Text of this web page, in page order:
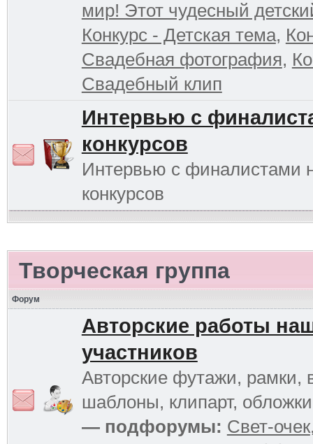
мир! Этот чудесный
Конкурс - Детская тема,
Свадебная фотография,
Свадебный клип
Интервью с
конкурсов
Интервью с финалистами
конкурсов
Творческая группа
Форум
Авторские работы
участников
Авторские футажи, рамки,
шаблоны, клипарт,
— подфорумы: Свет-очек